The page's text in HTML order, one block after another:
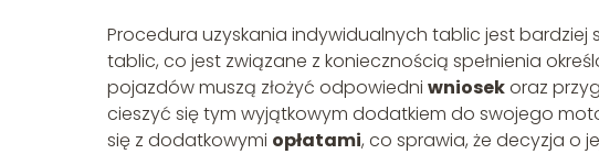
Procedura uzyskania indywidualnych tablic jest
tablic, co jest związane z koniecznością spełnienia
pojazdów muszą złożyć odpowiedni wniosekoraz
cieszyć się tym wyjątkowym dodatkiem do swojego
się z dodatkowymi opłatami, co sprawia, że decyzja o